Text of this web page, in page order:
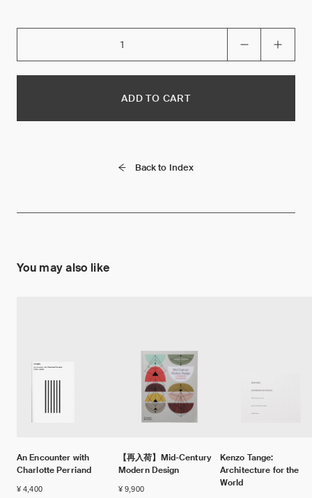
ADD TO CART
Back to Index
You may also like
An Encounter with
Charlotte Perriand
¥ 4,400
【再入荷】Mid-Century
Modern Design
¥ 9,900
Kenzo Tange:
Architecture for the
World